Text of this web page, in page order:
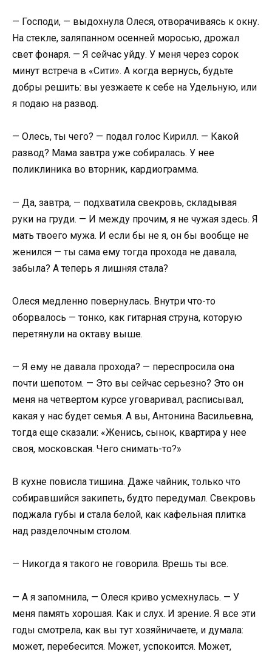
— Господи, — выдохнула Олеся, отворачиваясь к окну.
На стекле, заляпанном осенней моросью, дрожал
свет фонаря. — Я сейчас уйду. У меня через сорок
минут встреча в «Сити». А когда вернусь, будьте
добры решить: вы уезжаете к себе на Удельную, или
я подаю на развод.
— Олесь, ты чего? — подал голос Кирилл. — Какой
развод? Мама завтра уже собиралась. У нее
поликлиника во вторник, кардиограмма.
— Да, завтра, — подхватила свекровь, складывая
руки на груди. — И между прочим, я не чужая здесь. Я
мать твоего мужа. И если бы не я, он бы вообще не
женился — ты сама ему тогда прохода не давала,
забыла? А теперь я лишняя стала?
Олеся медленно повернулась. Внутри что-то
оборвалось — тонко, как гитарная струна, которую
перетянули на октаву выше.
— Я ему не давала прохода? — переспросила она
почти шепотом. — Это вы сейчас серьезно? Это он
меня на четвертом курсе уговаривал, расписывал,
какая у нас будет семья. А вы, Антонина Васильевна,
тогда еще сказали: «Женись, сынок, квартира у нее
своя, московская. Чего снимать-то?»
В кухне повисла тишина. Даже чайник, только что
собиравшийся закипеть, будто передумал. Свекровь
поджала губы и стала белой, как кафельная плитка
над разделочным столом.
— Никогда я такого не говорила. Врешь ты все.
— А я запомнила, — Олеся криво усмехнулась. — У
меня память хорошая. Как и слух. И зрение. Я все эти
годы смотрела, как вы тут хозяйничаете, и думала:
может, перебесится. Может, успокоится. Может,